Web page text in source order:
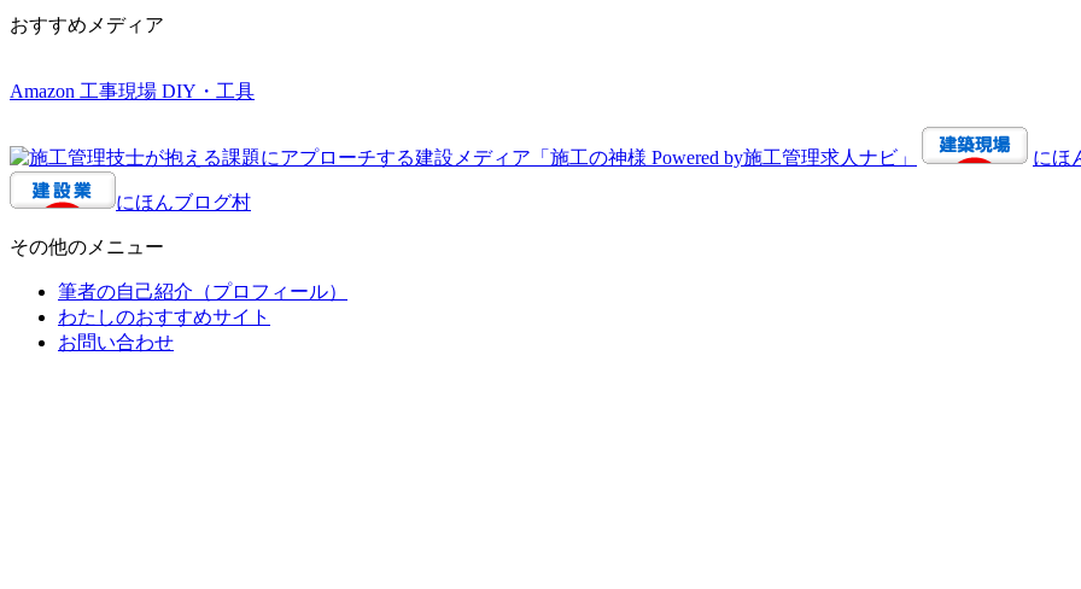
おすすめメディア
Amazon 工事現場 DIY・工具
にほ
にほんブログ村
その他のメニュー
筆者の自己紹介（プロフィール）
わたしのおすすめサイト
お問い合わせ